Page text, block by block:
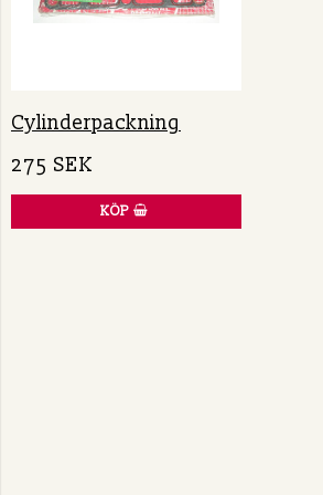
Cylinderpackning
275 SEK
KÖP